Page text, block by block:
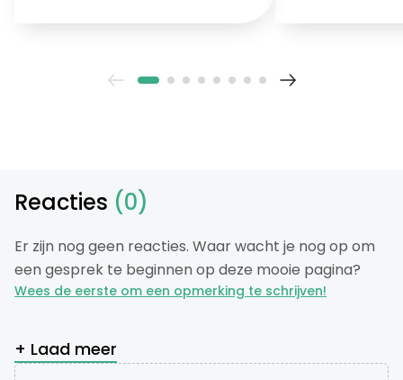
Reacties (0)
Er zijn nog geen reacties. Waar wacht je nog op om
een gesprek te beginnen op deze mooie pagina?
Wees de eerste om een opmerking te schrijven!
+ Laad meer